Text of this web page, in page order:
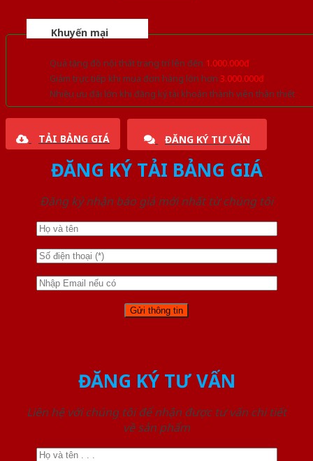
Khuyến mại
Quà tặng đồ nội thất trang trí lên đến 1.000.000đ
Giảm trực tiếp khi mua đơn hàng lớn hơn 3.000.000đ
Nhiều ưu đãi lớn khi đăng ký tài khoản thành viên thân thiết
TẢI BẢNG GIÁ ĐĂNG KÝ TƯ VẤN
ĐĂNG KÝ TẢI BẢNG GIÁ
Đăng ký nhận báo giá mới nhất từ chúng tôi
ĐĂNG KÝ TƯ VẤN
Liên hệ với chúng tôi để nhận được tư vấn chi tiết
về sản phẩm